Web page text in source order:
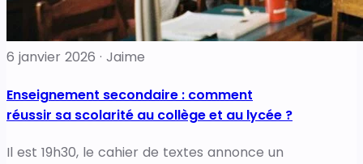
6 janvier 2026 · Jaime
Enseignement secondaire : comment
réussir sa scolarité au collège et au lycée ?
Il est 19h30, le cahier de textes annonce un